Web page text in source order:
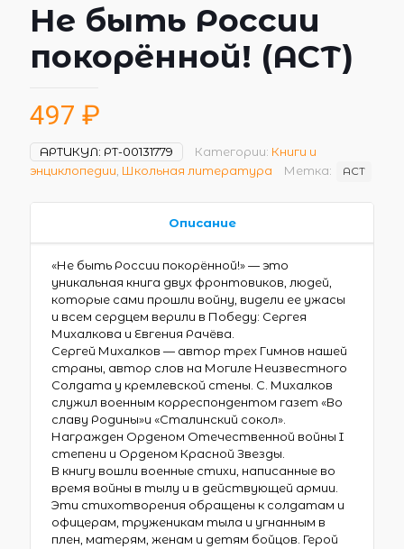
Не быть России
покорённой! (АСТ)
497 ₽
АРТИКУЛ: РТ-00131779 Категории: Книги и
энциклопедии Школьная литература Метка: АСТ
Описание
«Не быть России покорённой!» — это
уникальная книга двух фронтовиков, людей,
которые сами прошли войну, видели ее ужасы
и всем сердцем верили в Победу: Сергея
Михалкова и Евгения Рачёва.
Сергей Михалков — автор трех Гимнов нашей
страны, автор слов на Могиле Неизвестного
Солдата у кремлевской стены. С. Михалков
служил военным корреспондентом газет «Во
славу Родины»и «Сталинский сокол».
Награжден Орденом Отечественной войны I
степени и Орденом Красной Звезды.
В книгу вошли военные стихи, написанные во
время войны в тылу и в действующей армии.
Эти стихотворения обращены к солдатам и
офицерам, труженикам тыла и угнанным в
плен, матерям, женам и детям бойцов. Герой